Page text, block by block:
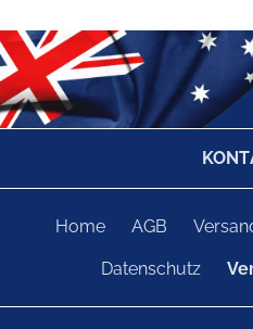
Home AGB
Datenschutz